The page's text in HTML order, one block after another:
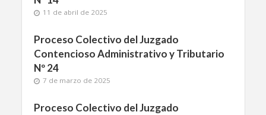
11 de abril de 2025
Proceso Colectivo del Juzgado
Contencioso Administrativo y Tributario
Nº 24
7 de marzo de 2025
Proceso Colectivo del Juzgado